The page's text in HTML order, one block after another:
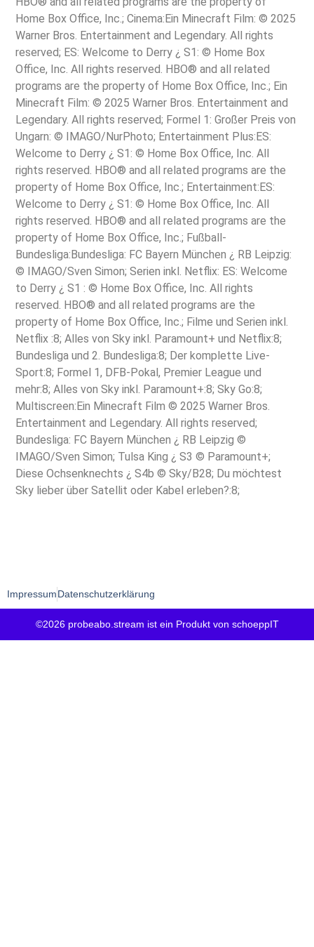
Home Box Office, Inc.; Cinema:Ein Minecraft Film: © 2025
Warner Bros. Entertainment and Legendary. All rights
reserved; ES: Welcome to Derry ¿ S1: © Home Box
Office, Inc. All rights reserved. HBO® and all related
programs are the property of Home Box Office, Inc.; Ein
Minecraft Film: © 2025 Warner Bros. Entertainment and
Legendary. All rights reserved; Formel 1: Großer Preis von
Ungarn: © IMAGO/NurPhoto; Entertainment Plus:ES:
Welcome to Derry ¿ S1: © Home Box Office, Inc. All
rights reserved. HBO® and all related programs are the
property of Home Box Office, Inc.; Entertainment:ES:
Welcome to Derry ¿ S1: © Home Box Office, Inc. All
rights reserved. HBO® and all related programs are the
property of Home Box Office, Inc.; Fußball-
Bundesliga:Bundesliga: FC Bayern München ¿ RB Leipzig:
© IMAGO/Sven Simon; Serien inkl. Netflix: ES: Welcome
to Derry ¿ S1 : © Home Box Office, Inc. All rights
reserved. HBO® and all related programs are the
property of Home Box Office, Inc.; Filme und Serien inkl.
Netflix :8; Alles von Sky inkl. Paramount+ und Netflix:8;
Bundesliga und 2. Bundesliga:8; Der komplette Live-
Sport:8; Formel 1, DFB-Pokal, Premier League und
mehr:8; Alles von Sky inkl. Paramount+:8; Sky Go:8;
Multiscreen:Ein Minecraft Film © 2025 Warner Bros.
Entertainment and Legendary. All rights reserved;
Bundesliga: FC Bayern München ¿ RB Leipzig ©
IMAGO/Sven Simon; Tulsa King ¿ S3 © Paramount+;
Diese Ochsenknechts ¿ S4b © Sky/B28; Du möchtest
Sky lieber über Satellit oder Kabel erleben?:8;
ImpressumDatenschutzerklärung
©2026 probeabo.stream ist ein Produkt von schoeppIT